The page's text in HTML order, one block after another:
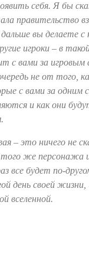
себя. Я бы
правительство
вы делаете с
игроки – в
с вами за игровым
не от того,
с вами за одним
и как они
– это ничего не
того же персонажа
будет по-
день своей
вселенной.